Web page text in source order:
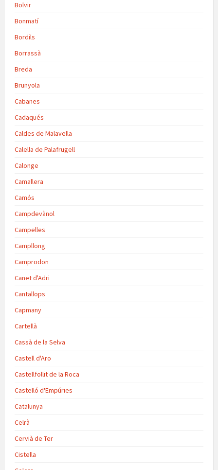
Bolvir
Bonmatí
Bordils
Borrassà
Breda
Brunyola
Cabanes
Cadaqués
Caldes de Malavella
Calella de Palafrugell
Calonge
Camallera
Camós
Campdevànol
Campelles
Campllong
Camprodon
Canet d'Adri
Cantallops
Capmany
Cartellà
Cassà de la Selva
Castell d'Aro
Castellfollit de la Roca
Castelló d'Empúries
Catalunya
Celrà
Cervià de Ter
Cistella